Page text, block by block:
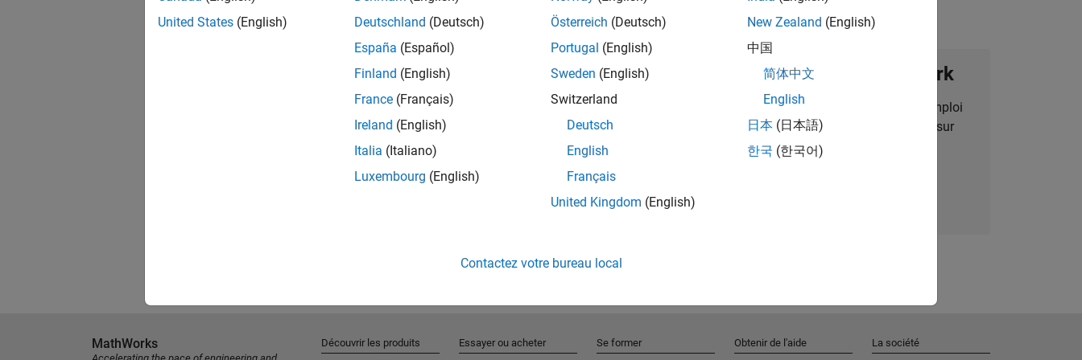
Rejoignez notre Talent Network
Recevez des alertes pour des opportunités d'emploi
personnalisées, des articles et des actualités sur
l'entreprise.
United States (English)
Deutschland (Deutsch)
España (Español)
Finland (English)
France (Français)
Ireland (English)
Italia (Italiano)
Luxembourg (English)
Österreich (Deutsch)
Portugal (English)
Sweden (English)
Switzerland
Deutsch
English
Français
United Kingdom (English)
New Zealand (English)
中国
简体中文
English
日本 (日本語)
한국 (한국어)
Contactez votre bureau local
MathWorks Découvrir les produits Essayer ou acheter Se former Obtenir de l'aide La société